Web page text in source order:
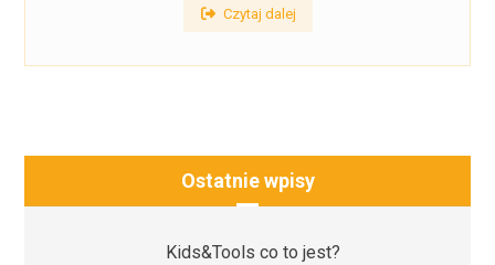
Czytaj dalej
Ostatnie wpisy
Kids&Tools co to jest?